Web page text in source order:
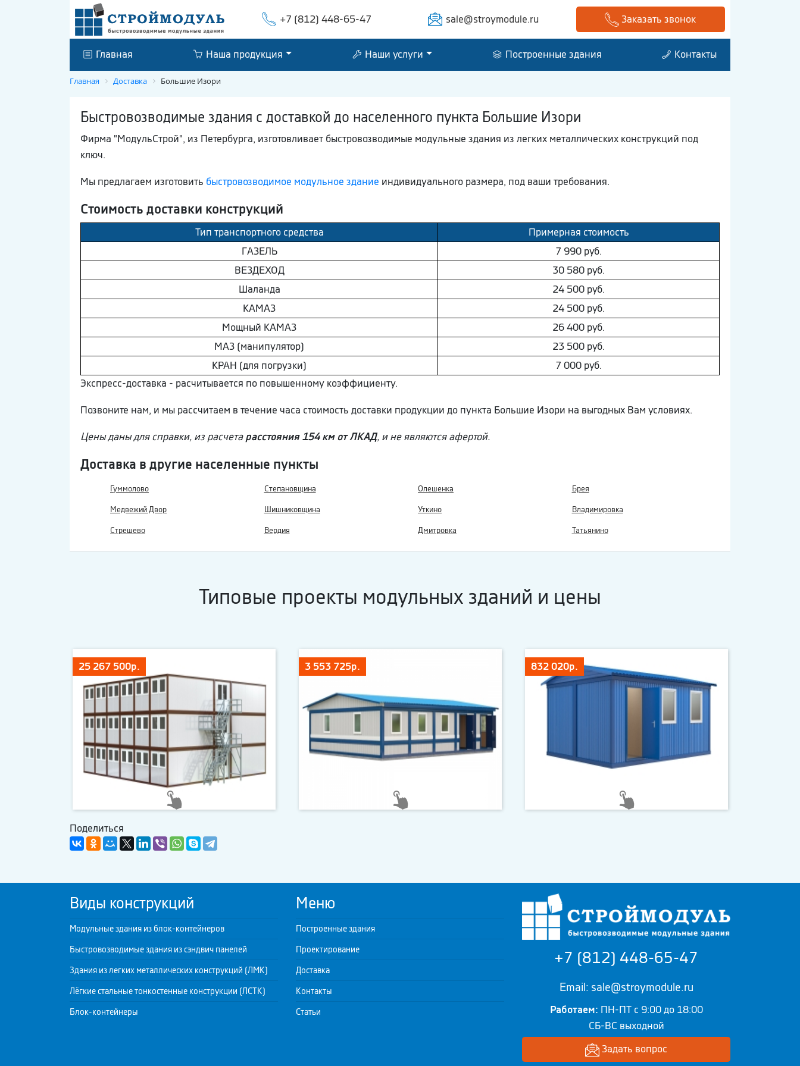
+7 (812) 448-65-47 sale@stroymodule.ru Заказать звонок
Главная Наша продукция Наши услуги Построенные здания Контакты
Главная Доставка Большие Изори
Быстровозводимые здания с доставкой до населенного пункта Большие Изори
Фирма "МодульСтрой", из Петербурга, изготовливает быстровозводимые модульные здания из легких металлических конструкций под
ключ.
Мы предлагаем изготовить быстровозводимое модульное здание индивидуального размера, под ваши требования.
Стоимость доставки конструкций
Тип транспортного средства
Примерная стоимость
ГAЗEЛЬ
7 990 руб.
ВEЗДEХОД
30 580 руб.
Шaлaнда
24 500 руб.
КAМAЗ
24 500 руб.
Мощный КAМAЗ
26 400 руб.
МAЗ (манипулятор)
23 500 руб.
КРАН (для погрузки)
7 000 руб.
Экспресс-доставка - расчитывается по повышенному коэффициенту.
Позвоните нам, и мы рассчитаем в течение часа стоимость доставки продукции до пункта Большие Изори на выгодных Вам условиях.
Цены даны для справки, из расчетарасстояния 154 км от ЛКАД, и не являются афертой.
Доставка в другие населенные пункты
Гуммолово Степановщина Олешенка Брея
Медвежий Двор Шишниковщина Уткино Владимировка
Стрешево Вердия Дмитровка Татьянино
Типовые проекты модульных зданий и цены
25 267 500р. 3 553 725р. 832 020р.
Поделиться
Виды конструкций
Модульные здания из блок-контейнеров
Быстровозводимые здания из сэндвич панелей
Здания из легких металлических конструкций (ЛМК)
Лёгкие стальные тонкостенные конструкции (ЛСТК)
Блок-контейнеры
Меню
Построенные здания
Проектирование
Доставка
Контакты
Статьи
+7 (812) 448-65-47
Email: sale@stroymodule.ru
Работаем: ПН-ПТ с 9:00 до 18:00
СБ-ВС выходной
Задать вопрос